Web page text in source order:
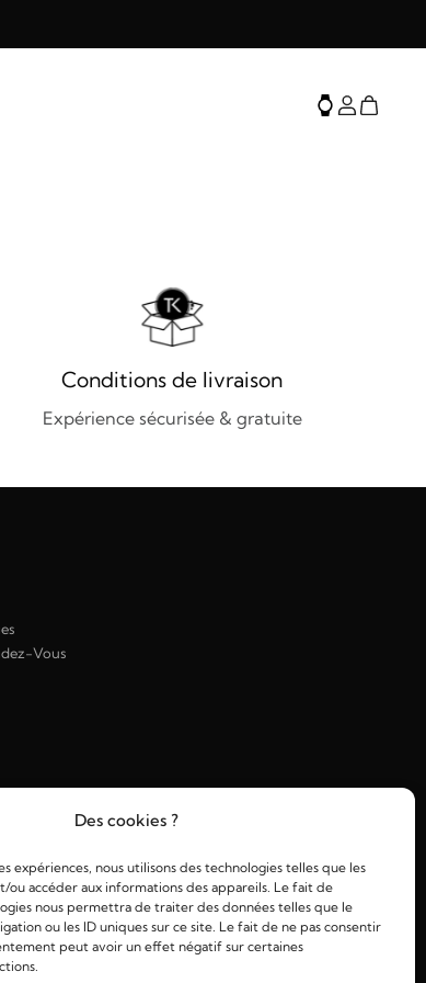
Des cookies ?
expériences, nous utilisons des technologies telles que les
ou accéder aux informations des appareils. Le fait de
nous permettra de traiter des données telles que le
ou les ID uniques sur ce site. Le fait de ne pas consentir
peut avoir un effet négatif sur certaines
Conditions de livraison
Expérience sécurisée & gratuite
Vous